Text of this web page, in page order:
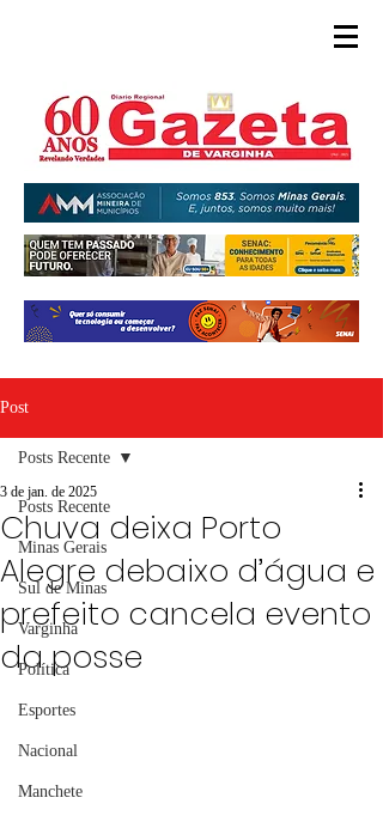
Post
Posts Recente
Minas Gerais
Sul de Minas
Varginha
Política
Esportes
Nacional
Manchete
Posts Recente
Chuva deixa Porto
Alegre debaixo d’água e
prefeito cancela evento
da posse
3 de jan. de 2025